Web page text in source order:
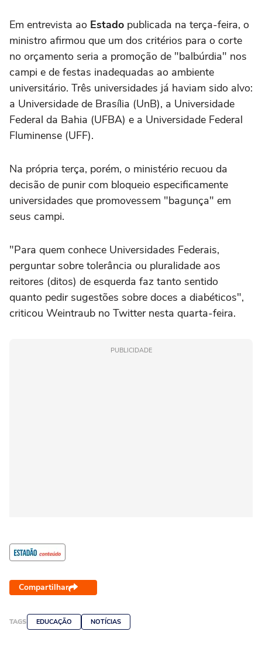
Em entrevista ao Estado publicada na terça-feira, o
ministro afirmou que um dos critérios para o corte
no orçamento seria a promoção de "balbúrdia" nos
campi e de festas inadequadas ao ambiente
universitário. Três universidades já haviam sido alvo:
a Universidade de Brasília (UnB), a Universidade
Federal da Bahia (UFBA) e a Universidade Federal
Fluminense (UFF).
Na própria terça, porém, o ministério recuou da
decisão de punir com bloqueio especificamente
universidades que promovessem "bagunça" em
seus campi.
"Para quem conhece Universidades Federais,
perguntar sobre tolerância ou pluralidade aos
reitores (ditos) de esquerda faz tanto sentido
quanto pedir sugestões sobre doces a diabéticos",
criticou Weintraub no Twitter nesta quarta-feira.
PUBLICIDADE
Compartilhar
TAGS EDUCAÇÃO NOTÍCIAS